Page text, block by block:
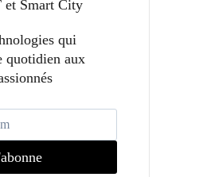
et Smart City​
qui
quotidien aux